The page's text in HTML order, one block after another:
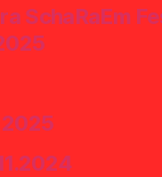
SchaRaEm